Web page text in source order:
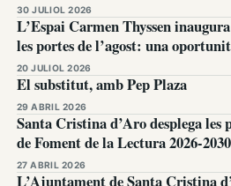
30 JULIOL 2026
L’Espai Carmen Thyssen
les portes de l’agost: una
20 JULIOL 2026
El substitut, amb Pep Plaza
29 ABRIL 2026
Santa Cristina d’Aro desplega les
de Foment de la Lectura 2026-2030
27 ABRIL 2026
L’Ajuntament de Santa Cristina